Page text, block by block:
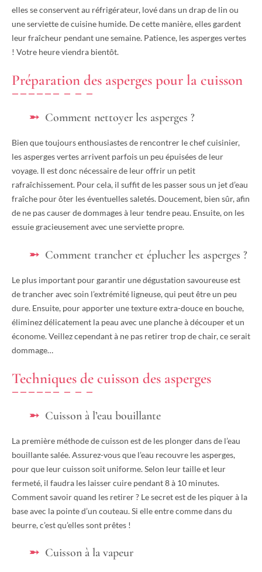
elles se conservent au réfrigérateur, lové dans un drap de lin ou
une serviette de cuisine humide. De cette manière, elles gardent
leur fraîcheur pendant une semaine. Patience, les asperges vertes
! Votre heure viendra bientôt.
Préparation des asperges pour la cuisson
Comment nettoyer les asperges ?
Bien que toujours enthousiastes de rencontrer le chef cuisinier,
les asperges vertes arrivent parfois un peu épuisées de leur
voyage. Il est donc nécessaire de leur offrir un petit
rafraîchissement. Pour cela, il suffit de les passer sous un jet d’eau
fraîche pour ôter les éventuelles saletés. Doucement, bien sûr, afin
de ne pas causer de dommages à leur tendre peau. Ensuite, on les
essuie gracieusement avec une serviette propre.
Comment trancher et éplucher les asperges ?
Le plus important pour garantir une dégustation savoureuse est
de trancher avec soin l’extrémité ligneuse, qui peut être un peu
dure. Ensuite, pour apporter une texture extra-douce en bouche,
éliminez délicatement la peau avec une planche à découper et un
économe. Veillez cependant à ne pas retirer trop de chair, ce serait
dommage…
Techniques de cuisson des asperges
Cuisson à l’eau bouillante
La première méthode de cuisson est de les plonger dans de l’eau
bouillante salée. Assurez-vous que l’eau recouvre les asperges,
pour que leur cuisson soit uniforme. Selon leur taille et leur
fermeté, il faudra les laisser cuire pendant 8 à 10 minutes.
Comment savoir quand les retirer ? Le secret est de les piquer à la
base avec la pointe d’un couteau. Si elle entre comme dans du
beurre, c’est qu’elles sont prêtes !
Cuisson à la vapeur